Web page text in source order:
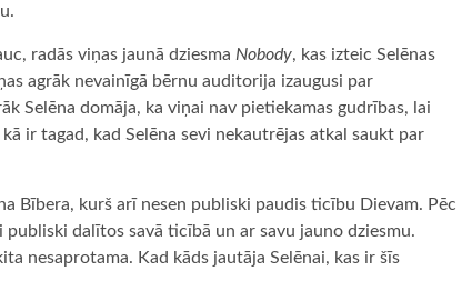
radās viņas jaunā dziesma Nobody, kas izteic Selēnas
agrāk nevainīgā bērnu auditorija izaugusi par
Selēna domāja, ka viņai nav pietiekamas gudrības, lai
ir tagad, kad Selēna sevi nekautrējas atkal saukt par
Bībera, kurš arī nesen publiski paudis ticību Dievam. Pēc
publiski dalītos savā ticībā un ar savu jauno dziesmu.
nesaprotama. Kad kāds jautāja Selēnai, kas ir šīs